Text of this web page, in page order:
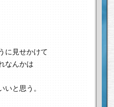
に見せかけて
なんかは
と思う。